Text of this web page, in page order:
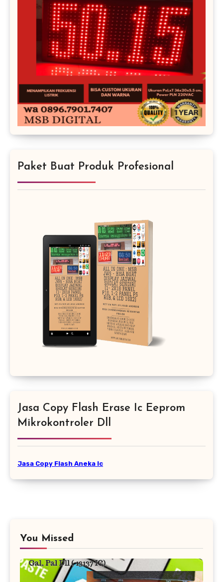
Paket Buat Produk Profesional
Jasa Copy Flash Erase Ic Eeprom
Mikrokontroler Dll
Jasa Copy Flash Aneka Ic
You Missed